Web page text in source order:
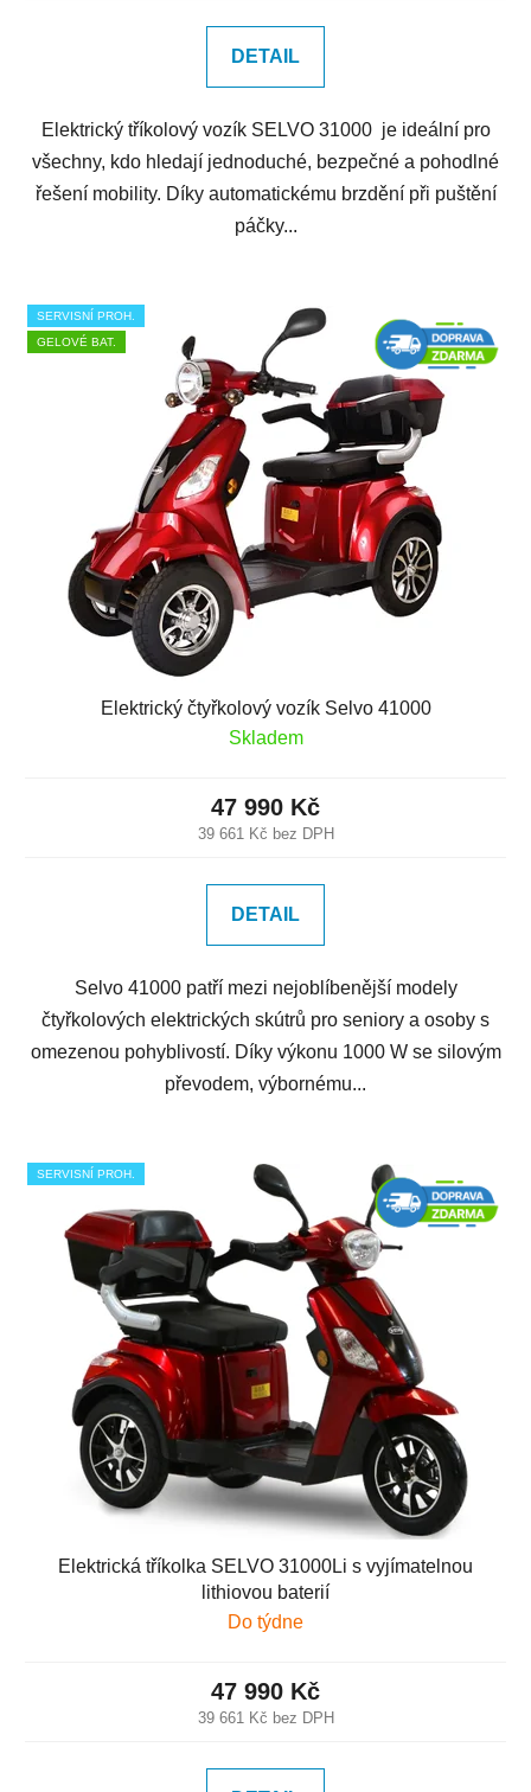
DETAIL
Elektrický tříkolový vozík SELVO 31000 je ideální pro
všechny, kdo hledají jednoduché, bezpečné a pohodlné
řešení mobility. Díky automatickému brzdění při puštění
páčky...
SERVISNÍ PROH.
GELOVÉ BAT.
Elektrický čtyřkolový vozík Selvo 41000
Skladem
39 661 Kč bez DPH
47 990 Kč
DETAIL
Selvo 41000 patří mezi nejoblíbenější modely
čtyřkolových elektrických skútrů pro seniory a osoby s
omezenou pohyblivostí. Díky výkonu 1000 W se silovým
převodem, výbornému...
SERVISNÍ PROH.
Elektrická tříkolka SELVO 31000Li s vyjímatelnou
lithiovou baterií
Do týdne
39 661 Kč bez DPH
47 990 Kč